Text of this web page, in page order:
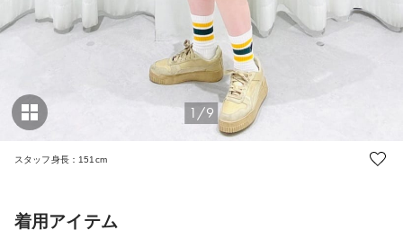
1/9
スタッフ身長：151cm
着用アイテム